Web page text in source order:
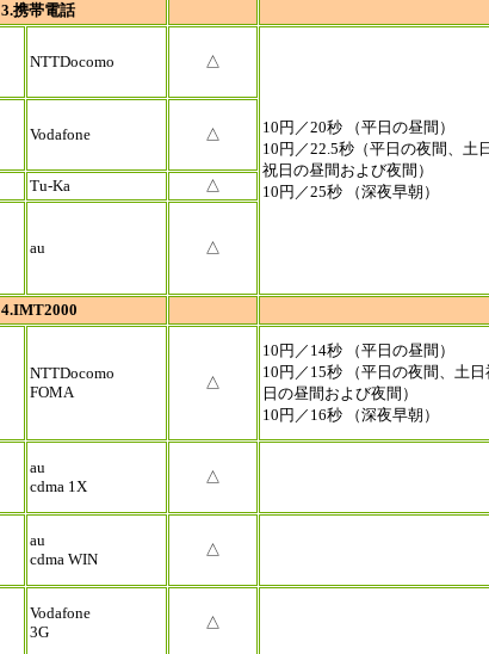
3.携帯電話
NTTDocomo △
10円／20秒 （平日の昼間）
10円／22.5秒（平日の夜間、土日
祝日の昼間および夜間）
10円／25秒 （深夜早朝）
Vodafone △
Tu-Ka
△
au △
4.IMT2000
NTTDocomo
FOMA
△
10円／14秒 （平日の昼間）
10円／15秒 （平日の夜間、土日
日の昼間および夜間）
10円／16秒 （深夜早朝）
au
cdma 1X
△
au
cdma WIN
△
Vodafone
3G
△